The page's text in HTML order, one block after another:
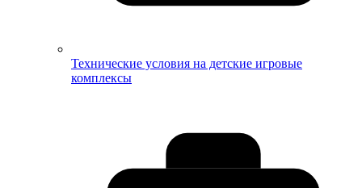
Технические условия на детские игровые
комплексы